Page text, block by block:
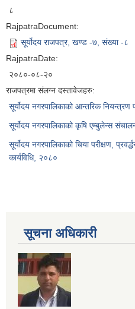
८
RajpatraDocument:
सूर्योदय राजपत्र, खण्ड -७, संख्या -८
RajpatraDate:
२०८०-०८-२०
राजपत्रमा संलग्न दस्तावेजहरु:
सूर्योदय नगरपालिकाको आन्तरिक नियन्त्रण
सूर्योदय नगरपालिकाको कृषि एम्बुलेन्स
सूर्योदय नगरपालिकाको चिया परीक्षण,
कार्यविधि, २०८०
सूचना अधिकारी